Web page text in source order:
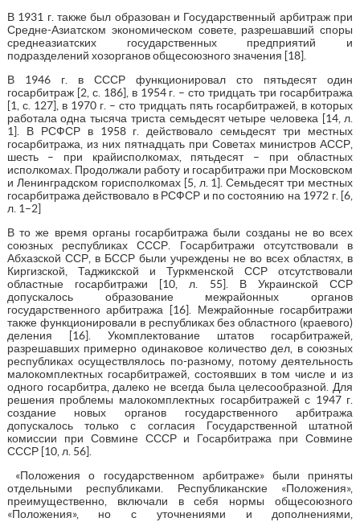
В 1931 г. также был образован и Государственный арбитраж при
Средне-Азиатском экономическом совете, разрешавший споры
среднеазиатских государственных предприятий и
подразделений хозорганов общесоюзного значения [18].
В 1946 г. в СССР функционировал сто пятьдесят один
госарбитраж [2, с. 186], в 1954 г. – сто тридцать три госарбитража
[1, с. 127], в 1970 г. – сто тридцать пять госарбитражей, в которых
работала одна тысяча триста семьдесят четыре человека [14, л.
1]. В РСФСР в 1958 г. действовало семьдесят три местных
госарбитража, из них пятнадцать при Советах министров АССР,
шесть – при крайисполкомах, пятьдесят – при областных
исполкомах. Продолжали работу и госарбитражи при Московском
и Ленинградском горисполкомах [5, л. 1]. Семьдесят три местных
госарбитража действовало в РСФСР и по состоянию на 1972 г. [6,
л. 1–2]
В то же время органы госарбитража были созданы не во всех
союзных республиках СССР. Госарбитражи отсутствовали в
Абхазской ССР, в БССР были учреждены не во всех областях, в
Киргизской, Таджикской и Туркменской ССР отсутствовали
областные госарбитражи [10, л. 55]. В Украинской ССР
допускалось образование межрайонных органов
государственного арбитража [16]. Межрайонные госарбитражи
также функционировали в республиках без областного (краевого)
деления [16]. Укомплектование штатов госарбитражей,
разрешавших примерно одинаковое количество дел, в союзных
республиках осуществлялось по-разному, потому деятельность
малокомплектных госарбитражей, состоявших в том числе и из
одного госарбитра, далеко не всегда была целесообразной. Для
решения проблемы малокомплектных госарбитражей с 1947 г.
создание новых органов государственного арбитража
допускалось только с согласия Государственной штатной
комиссии при Совмине СССР и Госарбитража при Совмине
СССР [10, л. 56].
«Положения о государственном арбитраже» были приняты
отдельными республиками. Республиканские «Положения»,
преимущественно, включали в себя нормы общесоюзного
«Положения», но с уточнениями и дополнениями,